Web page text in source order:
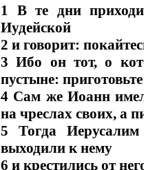
1 В те дни
Иудейской
2 и говорит:
3 Ибо он тот, о
пустыне:
4 Сам же Иоанн
на чреслах своих, а
5 Тогда
выходили к нему
6 и крестились от